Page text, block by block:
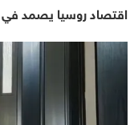
اقتصاد روسيا يصمد في